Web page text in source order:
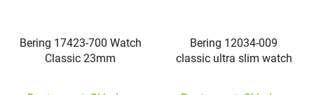
Bering 17423-700 Watch
Classic 23mm
Bering 12034-009
classic ultra slim watch